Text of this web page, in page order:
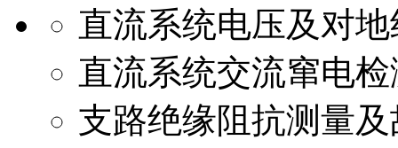
直流系统电压及对
直流系统交流窜电
支路绝缘阻抗测量